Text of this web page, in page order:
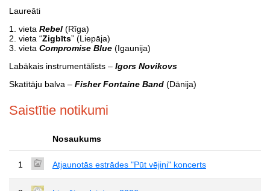
Laureāti
1. vieta Rebel (Rīga)
2. vieta “Zigbīts” (Liepāja)
3. vieta Compromise Blue (Igaunija)
Labākais instrumentālists – Igors Novikovs
Skatītāju balva – Fisher Fontaine Band (Dānija)
Saistītie notikumi
Nosaukums
1 Atjaunotās estrādes "Pūt vējiņi" koncerts